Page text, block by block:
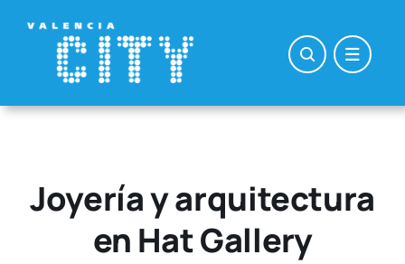
contenido
Joyería y arquitectura
en Hat Gallery